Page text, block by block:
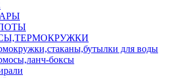
для воды
боксы